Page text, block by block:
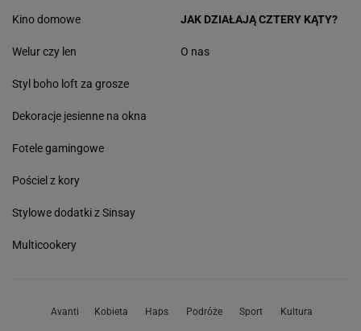
Kino domowe
Welur czy len
Styl boho loft za grosze
Dekoracje jesienne na okna
Fotele gamingowe
Pościel z kory
Stylowe dodatki z Sinsay
Multicookery
JAK DZIAŁAJĄ CZTERY KĄTY?
O nas
Avanti Kobieta Haps Podróże Sport Kultura